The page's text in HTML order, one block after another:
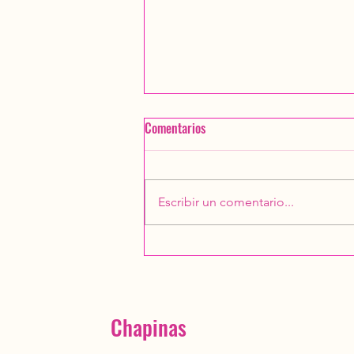
Convivio 2025 Chapinas
Comentarios
Escribir un comentario...
Chapinas